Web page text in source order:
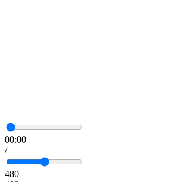
00:00
/
480